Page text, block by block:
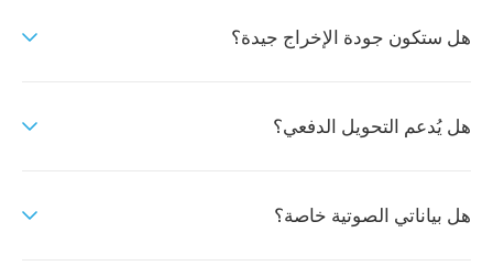
هل ستكون جودة الإخراج جيدة؟
هل يُدعم التحويل الدفعي؟
هل بياناتي الصوتية خاصة؟